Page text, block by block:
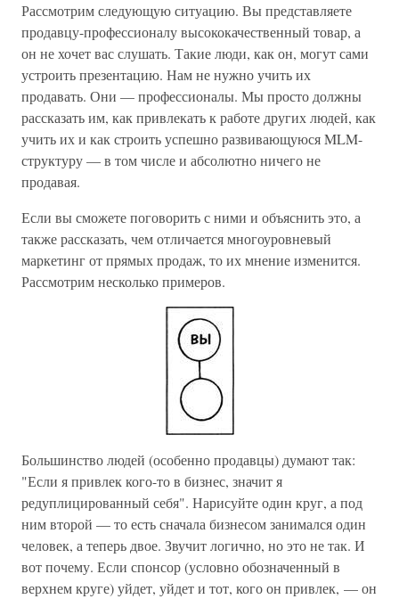
Рассмотрим следующую ситуацию. Вы представляете
продавцу-профессионалу высококачественный товар, а
он не хочет вас слушать. Такие люди, как он, могут сами
устроить презентацию. Нам не нужно учить их
продавать. Они — профессионалы. Мы просто должны
рассказать им, как привлекать к работе других людей, как
учить их и как строить успешно развивающуюся MLM-
структуру — в том числе и абсолютно ничего не
продавая.
Если вы сможете поговорить с ними и объяснить это, а
также рассказать, чем отличается многоуровневый
маркетинг от прямых продаж, то их мнение изменится.
Рассмотрим несколько примеров.
Большинство людей (особенно продавцы) думают так:
"Если я привлек кого-то в бизнес, значит я
редуплицированный себя". Нарисуйте один круг, а под
ним второй — то есть сначала бизнесом занимался один
человек, а теперь двое. Звучит логично, но это не так. И
вот почему. Если спонсор (условно обозначенный в
верхнем круге) уйдет, уйдет и тот, кого он привлек, — он